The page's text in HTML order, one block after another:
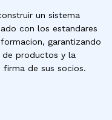
un sistema
con los estandares
garantizando
de productos y la
de sus socios.